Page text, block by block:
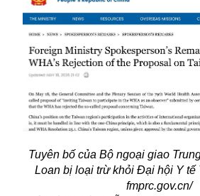
Tuyên bố của Bộ ngoại giao
Loan bị loại trừ khỏi Đại hội Y tế
fmprc.gov.cn/